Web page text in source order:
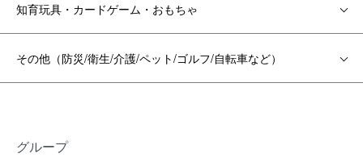
知育玩具・カードゲーム・おもちゃ
その他（防災/衛生/介護/ペット/ゴルフ/自転車など）
グループ